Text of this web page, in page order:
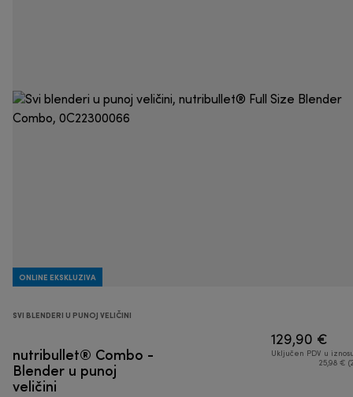
ONLINE EKSKLUZIVA
SVI BLENDERI U PUNOJ VELIČINI
nutribullet® Combo -
Blender u punoj
veličini
129,90 €
Uključen PDV u
25,98 €